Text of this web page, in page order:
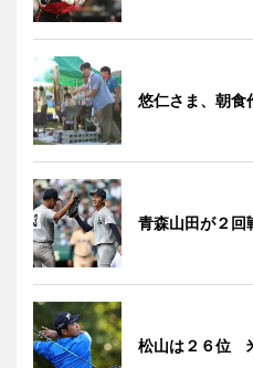
悠仁さま、朝食
青森山田が２
松山は２６位